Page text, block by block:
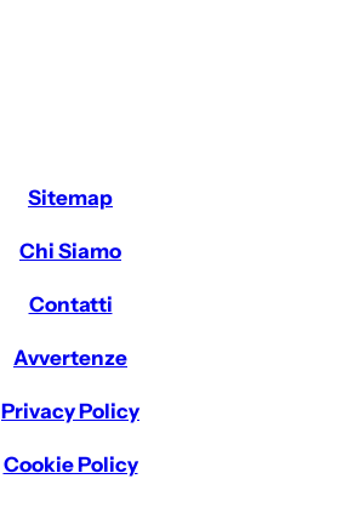
Sitemap
Chi Siamo
Contatti
Avvertenze
Privacy Policy
Cookie Policy